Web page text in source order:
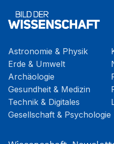
Astronomie & Physik
Erde & Umwelt
Archäologie
Gesundheit & Medizin
Technik & Digitales
Gesellschaft & Psychologie